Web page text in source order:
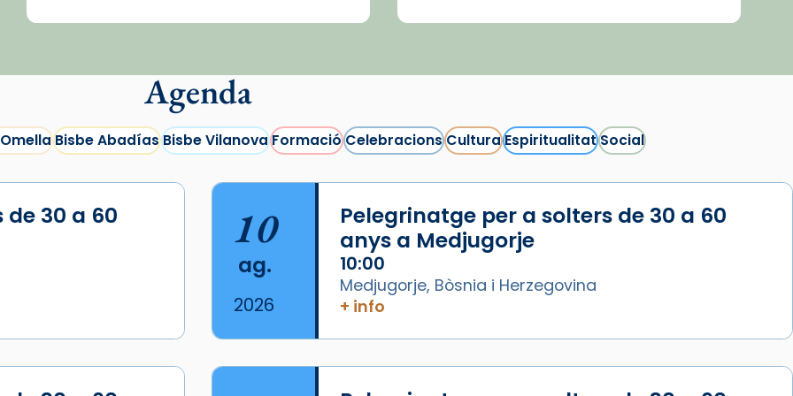
Agenda
Bisbe AbadíasBisbe VilanovaFormacióCelebracionsCulturaEspiritualitatSocial
30 a 60
10
ag.
2026
Pelegrinatge per a solters de 30 a 60
anys a Medjugorje
10:00
Medjugorje, Bòsnia i Herzegovina
+ info